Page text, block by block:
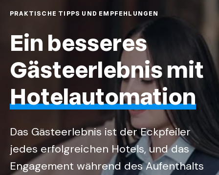
PRAKTISCHE TIPPS UND EMPFEHLUNGEN
Ein besseres
Gästeerlebnis mit
Hotelautomation
Das Gästeerlebnis ist der Eckpfeiler
jedes erfolgreichen Hotels, und das
Engagement während des Aufenthalts